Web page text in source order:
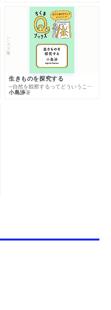
シリーズ・全集
生きものを探究する
─自然を観察するってどういうこと？
小島渉著